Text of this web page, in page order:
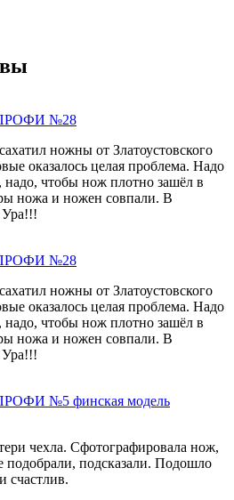
№28
ножны от Златоустовского
оказалось целая проблема. Надо
надо, чтобы нож плотно зашёл в
ножа и ножен совпали. В
№28
ножны от Златоустовского
оказалось целая проблема. Надо
надо, чтобы нож плотно зашёл в
ножа и ножен совпали. В
№5 финская модель
чехла. Сфотографировала нож,
подобрали, подсказали. Подошло
счастлив.